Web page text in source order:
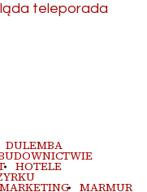
teleporada
DULEMBA
HOTELE
MARKETING MARMUR